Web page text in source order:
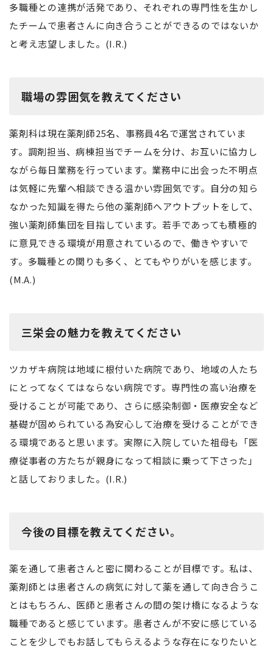
多職種との連携が活発であり、それぞれの専門性を生かし
たチームで患者さんに向き合うことができるのではないか
と考え志望しました。(I.R.)
職場の雰囲気を教えてください
薬剤科は現在薬剤師25名、事務員4名で運営されていま
す。調剤担当、病棟担当でチームを分け、お互いに協力し
ながら毎日業務を行っています。業務中に出会った不明点
は気軽に先輩へ相談できる温かい雰囲気です。自分の知ら
なかった知識を得たら他の薬剤師へアウトプットをして、
強い薬剤師集団を目指しています。若手であっても積極的
に意見できる環境が用意されているので、働きやすいで
す。多職種との関りも多く、とてもやりがいを感じます。
(M.A.)
三栄会の魅力を教えてください
ツカザキ病院は地域に根付いた病院であり、地域の人たち
にとってなくてはならない病院です。専門性の高い治療を
受けることが可能であり、さらに感染制御・医療安全など
基礎が固められている為安心して治療を受けることができ
る環境であると思います。実際に入院していた祖母も「医
療従事者の方たちが親身になって相談に乗って下さった」
と話しておりました。(I.R.)
今後の目標を教えてください。
薬を通して患者さんと密に関わることが目標です。私は、
薬剤師とは患者さんの病気に対して薬を通して向き合うこ
とはもちろん、医師と患者さんの間の架け橋になるような
職種であると感じています。患者さんが不安に感じている
ことを少しでもお話してもらえるような存在になりたいと